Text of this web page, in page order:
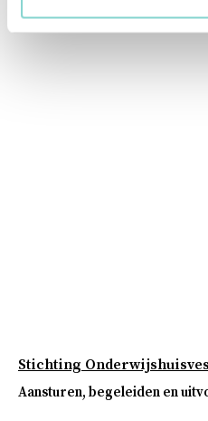
Waardevol voor
Stichting
Aansturen, begeleiden en